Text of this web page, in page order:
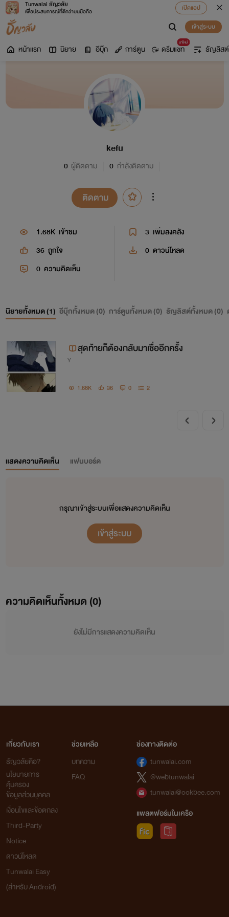
Tunwalai ธัญวลัย
เพื่อประสบการณ์ที่ดีกว่าบนมือถือ
เปิดแอป
เข้าสู่ระบบ
หน้าแรก นิยาย อีบุ๊ก การ์ตูน
มาใหม่
ดรีมแชท ธัญลิสต์
kefu
0 ผู้ติดตาม 0 กำลังติดตาม
ติดตาม
1.68K เข้าชม 3 เพิ่มลงคลัง
36 ถูกใจ 0 ดาวน์โหลด
0 ความคิดเห็น
นิยายทั้งหมด (1) อีบุ๊กทั้งหมด (0) การ์ตูนทั้งหมด (0) ธัญลิสต์ทั้งหมด (0)
สุดท้ายก็ต้องกลับมาเชื่ออีกครั้ง
Y
1.68K 36 0 2
แสดงความคิดเห็น แฟนบอร์ด
กรุณาเข้าสู่ระบบเพื่อแสดงความคิดเห็น
เข้าสู่ระบบ
ความคิดเห็นทั้งหมด (0)
ยังไม่มีการแสดงความคิดเห็น
เกี่ยวกับเรา
ธัญวลัยคือ?
นโยบายการ
คุ้มครอง
ข้อมูลส่วนบุคคล
เงื่อนไขและข้อตกลง
Third-Party
Notice
ดาวน์โหลด
Tunwalai Easy
(สำหรับ Android)
ช่วยเหลือ
บทความ
FAQ
ช่องทางติดต่อ
tunwalai.com
@webtunwalai
tunwalai@ookbee.com
แพลตฟอร์มในเครือ